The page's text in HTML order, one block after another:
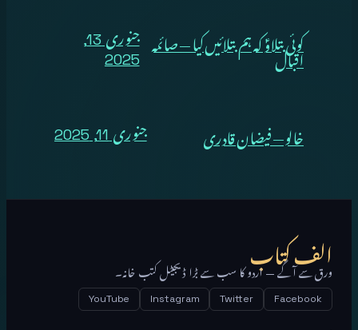
کوئی بتلاوؑ کہ ہم بتلائیں کیا — صائمہ
اقبال
جنوری 13,
2025
خالو — فیضان قادری جنوری 11, 2025
الف کتاب
ورق سے آگے — اردو کا سب سے بڑا ڈیجیٹل کتب خانہ۔
Facebook
Twitter
Instagram
YouTube